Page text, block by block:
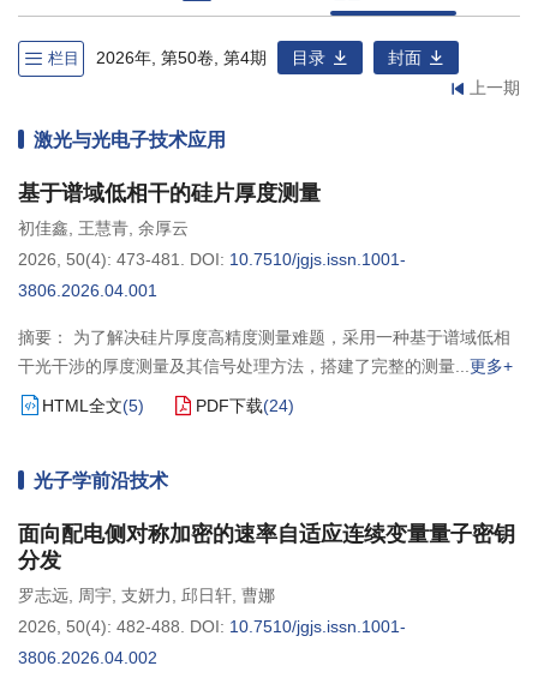
栏目 2026年, 第50卷, 第4期 目录
封面
上一期
激光与光电子技术应用
基于谱域低相干的硅片厚度测量
初佳鑫, 王慧青, 余厚云
2026, 50(4): 473-481. DOI: 10.7510/jgjs.issn.1001-
3806.2026.04.001
摘要： 为了解决硅片厚度高精度测量难题，采用一种基于谱域低相
干光干涉的厚度测量及其信号处理方法，搭建了完整的测量
更多+
HTML全文(5) PDF下载(24)
光子学前沿技术
面向配电侧对称加密的速率自适应连续变量量子密钥
分发
罗志远, 周宇, 支妍力, 邱日轩, 曹娜
2026, 50(4): 482-488. DOI: 10.7510/jgjs.issn.1001-
3806.2026.04.002